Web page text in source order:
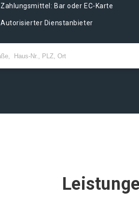
Zahlungsmittel: Bar oder EC-Karte
Autorisierter Dienstanbieter